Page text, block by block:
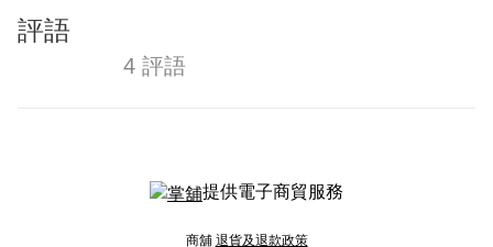
評語
4 評語
提供電子商貿服務
商舖 退貨及退款政策